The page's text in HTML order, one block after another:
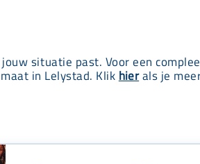
situatie past. Voor een
in Lelystad. Klikhierals je